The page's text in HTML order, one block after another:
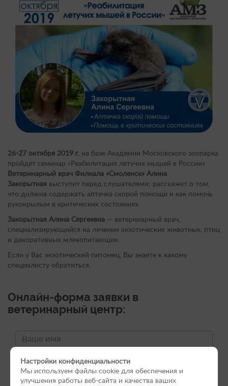
26-27 октября 2019 г. на базе Академии Московского зоопарка
пройдёт семинар «Реабилитация летучих мышей в России»
Ветеринарный врач Филиала «Смоленск» Алина
Закорытная выступит перед слушателями: расскажет о том,
что должна содержать аптечка скорой помощи и как помочь
рукокрылым в критических состояниях.
Закорытная Алина Сергеевна — ветеринарный врач,
специализирующийся на лечении экзотических животных, птиц
и декоративных млекопитающих.
Если у Вас экзотический питомец, Вы знаете к какому
специалисту обратиться.
Онлайн-форма заявки в
ветеринарный центр:
Настройки конфиденциальности
Мы используем файлы cookie для обеспечения и
улучшения работы веб-сайта и качества ваших